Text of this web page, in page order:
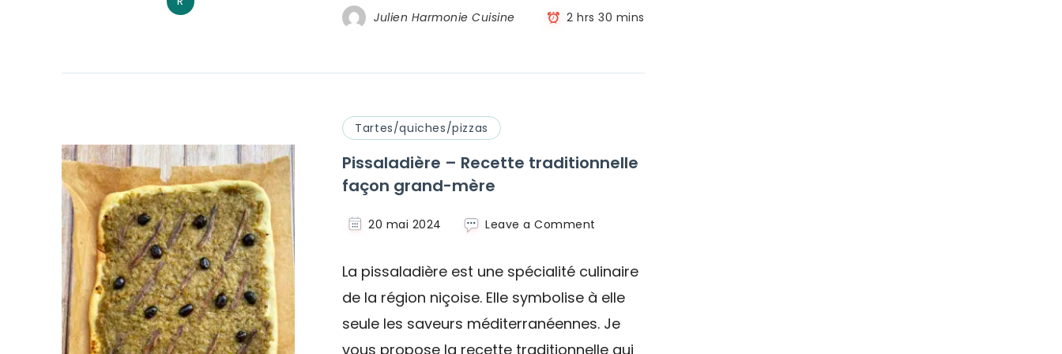
Julien Harmonie Cuisine
2 hrs 30 mins
Tartes/quiches/pizzas
Pissaladière – Recette traditionnelle
façon grand-mère
20 mai 2024 Leave a Comment
Recette
traditionnelle
façon
grand-
La pissaladière est une spécialité culinaire
de la région niçoise. Elle symbolise à elle
seule les saveurs méditerranéennes. Je
vous propose la recette traditionnelle qui